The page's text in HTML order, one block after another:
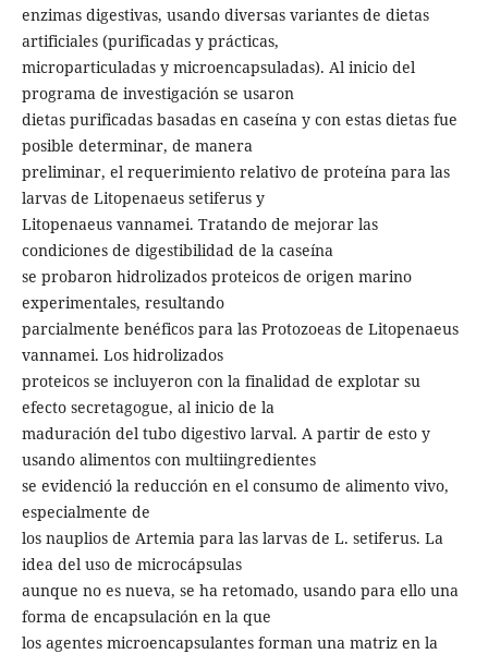
enzimas digestivas, usando diversas variantes de dietas
artificiales (purificadas y prácticas,
microparticuladas y microencapsuladas). Al inicio del
programa de investigación se usaron
dietas purificadas basadas en caseína y con estas dietas fue
posible determinar, de manera
preliminar, el requerimiento relativo de proteína para las
larvas de Litopenaeus setiferus y
Litopenaeus vannamei. Tratando de mejorar las
condiciones de digestibilidad de la caseína
se probaron hidrolizados proteicos de origen marino
experimentales, resultando
parcialmente benéficos para las Protozoeas de Litopenaeus
vannamei. Los hidrolizados
proteicos se incluyeron con la finalidad de explotar su
efecto secretagogue, al inicio de la
maduración del tubo digestivo larval. A partir de esto y
usando alimentos con multiingredientes
se evidenció la reducción en el consumo de alimento vivo,
especialmente de
los nauplios de Artemia para las larvas de L. setiferus. La
idea del uso de microcápsulas
aunque no es nueva, se ha retomado, usando para ello una
forma de encapsulación en la que
los agentes microencapsulantes forman una matriz en la